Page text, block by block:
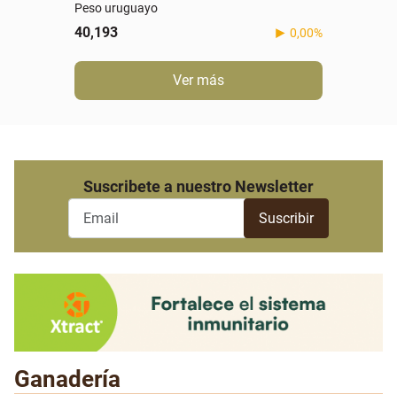
Peso uruguayo
40,193 0,00%
Ver más
Suscribete a nuestro Newsletter
Ganadería